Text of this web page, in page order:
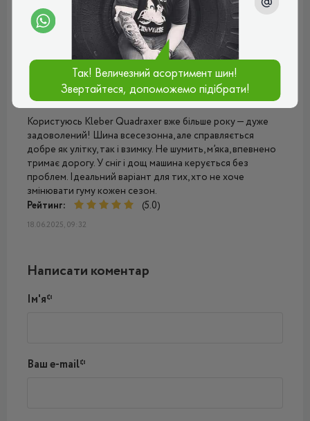
величезний стимул для впевненості. Мені поки що все
підходить.
(5.0)
07.11.2025, 17:32
Дмитро
Користуюсь Kleber Quadraxer вже більше року — дуже
задоволений! Шина всесезонна, але справляється
добре як улітку, так і взимку. Не шумить, м’яка, впевнено
тримає дорогу. У сніг і дощ машина керується без
проблем. Ідеальний варіант для тих, хто не хоче
змінювати гуму кожен сезон.
Рейтинг:
(5.0)
18.06.2025, 09:32
Написати коментар
Ім'я*
Ваш e-mail*
Так! Величезний асортимент шин!
Звертайтеся, допоможемо підібрати!